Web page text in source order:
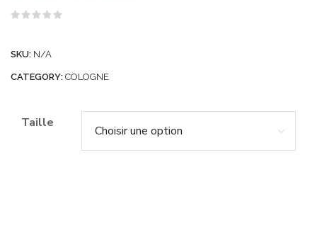
5
SKU: N/A
CATEGORY: COLOGNE
Taille